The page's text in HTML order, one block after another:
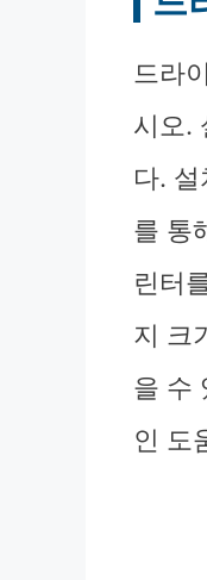
드라
시오.
다.
를 통
린터
지 크
을 수
인 도